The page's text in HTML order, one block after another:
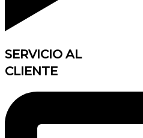
SERVICIO AL
CLIENTE